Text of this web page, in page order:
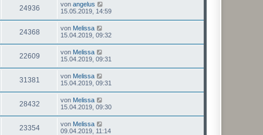
24936 von angelus
15.05.2019, 14:59
24368 von Melissa
15.04.2019, 09:32
22609 von Melissa
15.04.2019, 09:31
31381 von Melissa
15.04.2019, 09:31
28432 von Melissa
15.04.2019, 09:30
23354 von Melissa
09.04.2019, 11:14